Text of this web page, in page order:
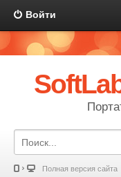
Войти
Полная версия сайта